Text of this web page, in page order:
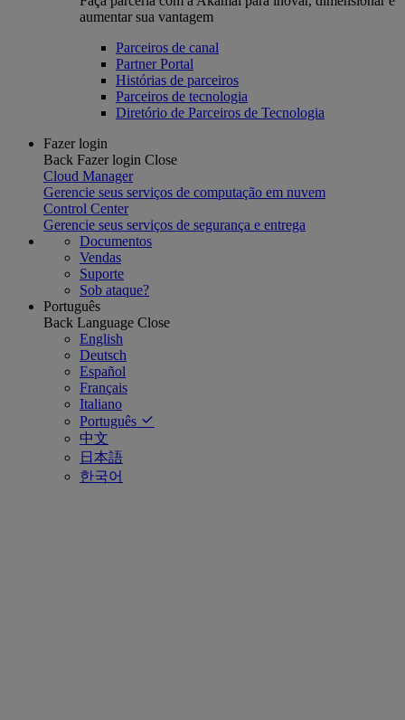
aumentar sua vantagem
Parceiros de canal
Partner Portal
Histórias de parceiros
Parceiros de tecnologia
Diretório de Parceiros de Tecnologia
Fazer login
Back Fazer login Close
Cloud Manager
Gerencie seus serviços de computação em nuvem
Control Center
Gerencie seus serviços de segurança e entrega
Documentos
Vendas
Suporte
Sob ataque?
Português
Back Language Close
English
Deutsch
Español
Français
Italiano
Português
中文
日本語
한국어